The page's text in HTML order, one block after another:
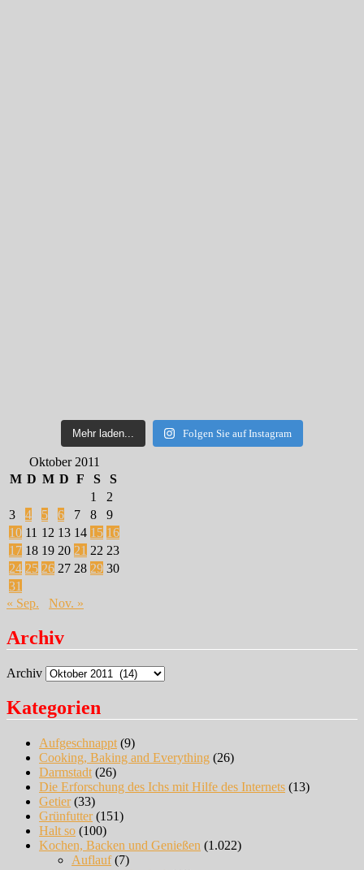
Mehr laden... Folgen Sie auf Instagram
Oktober 2011
M D M D F S
S
1
2
3
4 5 6 7 8
9
10 11 12 13 14 15 16
17 18 19 20 21 22 23
24 25 26 27 28 29 30
31
« Sep.
Nov. »
Archiv
Archiv
Kategorien
Aufgeschnappt (9)
Cooking, Baking and Everything (26)
Darmstadt (26)
Die Erforschung des Ichs mit Hilfe des Internets (13)
Getier(33)
Grünfutter(151)
Halt so (100)
Kochen, Backen und Genießen (1.022)
Auflauf(7)